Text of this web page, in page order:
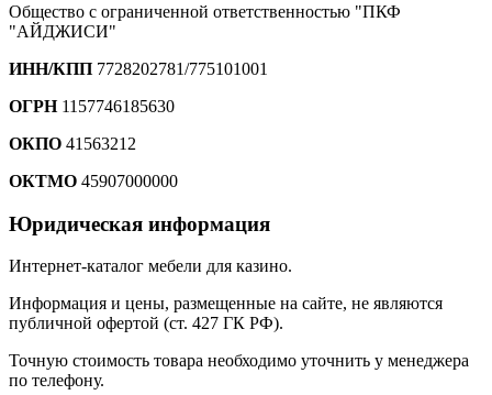
Общество с ограниченной ответственностью "ПКФ
"АЙДЖИСИ"
ИНН/КПП 7728202781/775101001
ОГРН1157746185630
ОКПО 41563212
ОКТМО 45907000000
Юридическая информация
Интернет-каталог мебели для казино.
Информация и цены, размещенные на сайте, не являются
публичной офертой (ст. 427 ГК РФ).
Точную стоимость товара необходимо уточнить у менеджера
по телефону.